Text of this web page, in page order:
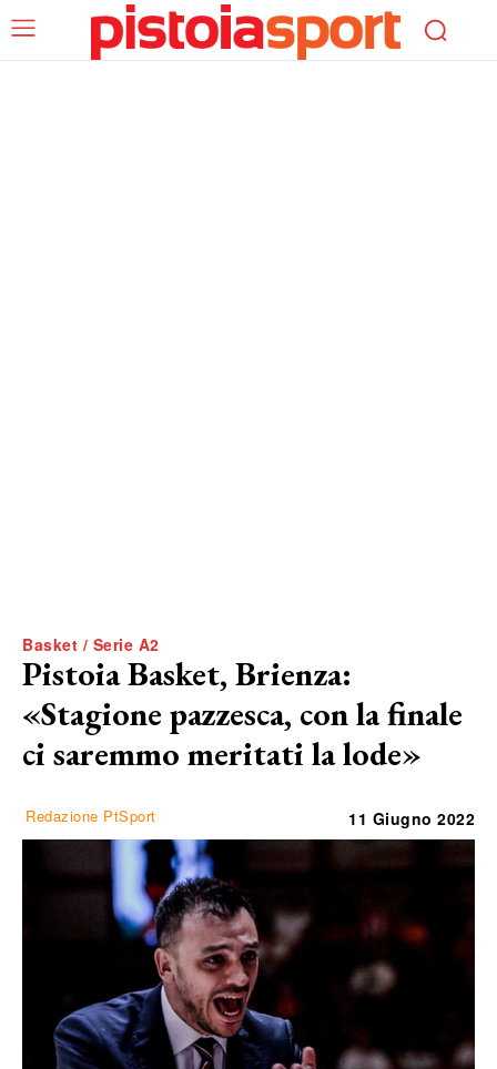
Basket / Serie A2
Pistoia Basket, Brienza:
«Stagione pazzesca, con la finale
ci saremmo meritati la lode»
Redazione PtSport 11 Giugno 2022